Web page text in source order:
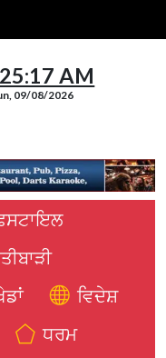
AM
09/08/2026
ਵਿਦੇਸ਼
ਧਰਮ